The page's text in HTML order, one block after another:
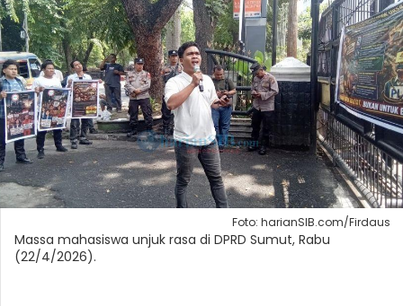
Foto: harianSIB.com/Firdaus
Massa mahasiswa unjuk rasa di DPRD Sumut, Rabu
(22/4/2026).